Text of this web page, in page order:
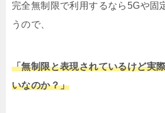
完全無制限で利用するなら5Gや固
うので、
「無制限と表現されているけど実
いなのか？」